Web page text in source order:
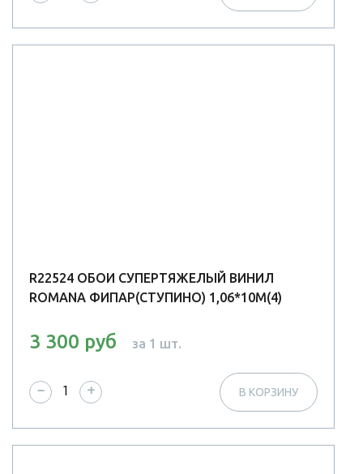
R22524 ОБОИ СУПЕРТЯЖЕЛЫЙ ВИНИЛ
ROMANA ФИПАР(СТУПИНО) 1,06*10М(4)
3 300 руб за 1 шт.
− + В КОРЗИНУ